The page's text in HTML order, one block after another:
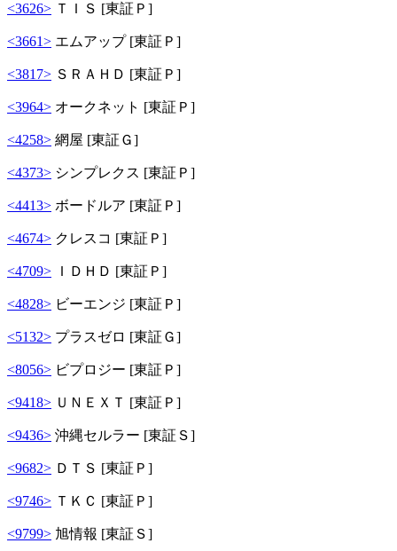
<3626> ＴＩＳ [東証Ｐ]
<3661> エムアップ [東証Ｐ]
<3817> ＳＲＡＨＤ [東証Ｐ]
<3964> オークネット [東証Ｐ]
<4258> 網屋 [東証Ｇ]
<4373> シンプレクス [東証Ｐ]
<4413> ボードルア [東証Ｐ]
<4674> クレスコ [東証Ｐ]
<4709> ＩＤＨＤ [東証Ｐ]
<4828> ビーエンジ [東証Ｐ]
<5132> プラスゼロ [東証Ｇ]
<8056> ビプロジー [東証Ｐ]
<9418> ＵＮＥＸＴ [東証Ｐ]
<9436> 沖縄セルラー [東証Ｓ]
<9682> ＤＴＳ [東証Ｐ]
<9746> ＴＫＣ [東証Ｐ]
<9799> 旭情報 [東証Ｓ]